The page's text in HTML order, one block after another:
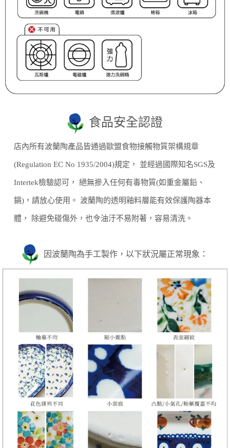
食品安全認證
店內所有波蘭陶產品皆通過歐盟食物接觸物質架構規章
(Regulation EC No 1935/2004)規定， 並經過國際知名SGS及
Intertek檢驗認可， 絕無摻入任何有毒物質(如重金屬鉛、
鎘)，請放心使用。 波蘭陶的透明釉料層能有效保護陶器本
體， 除避免碰傷外，也令油汙不易附著，容易清洗。
因波蘭陶為手工製作，以下狀況屬正常現象：